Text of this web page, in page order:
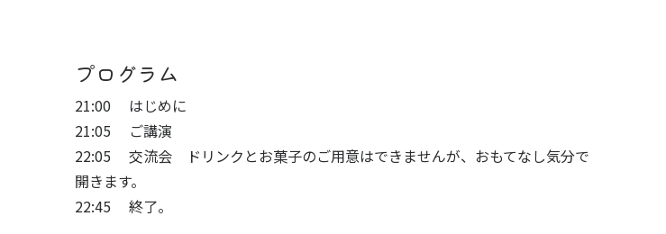
プログラム
21:00 はじめに​​
21:05 ご講演
22:05 交流会
ドリンクとお菓子のご用意はできませんが、おもてなし気分で
開きます。
22:45 終了。